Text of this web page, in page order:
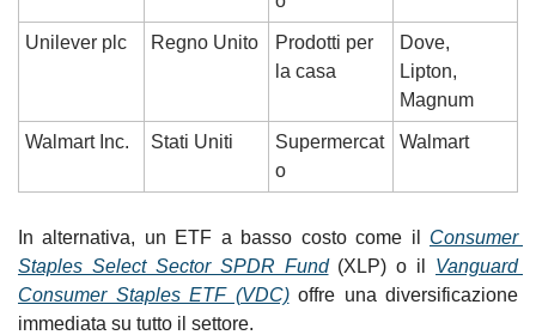
Unilever plc Regno Unito
Prodotti per
la casa
Dove,
Lipton,
Magnum
Walmart Inc. Stati Uniti
Supermercat
o
Walmart
In alternativa, un ETF a basso costo come il Consumer
Staples Select Sector SPDR Fund (XLP) o il Vanguard
Consumer Staples ETF (VDC) offre una diversificazione
immediata su tutto il settore.